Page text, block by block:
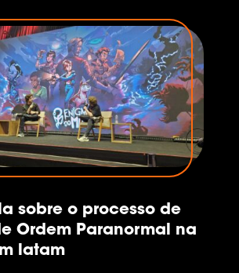
para o público Em sua
o evento recebeu mais de 154 mil
um...
sobre o processo de
Ordem Paranormal na
latam